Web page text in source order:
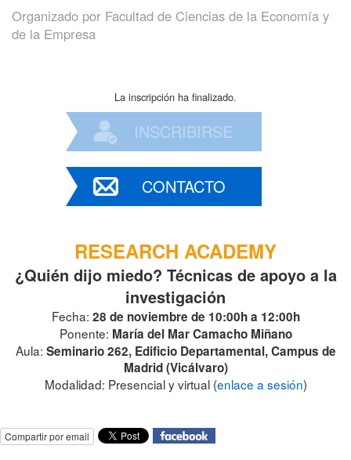
Organizado por Facultad de Ciencias de la Economía y
de la Empresa
La inscripción ha finalizado.
INSCRIBIRSE
CONTACTO
RESEARCH ACADEMY
¿Quién dijo miedo? Técnicas de apoyo a la
investigación
Fecha: 28 de noviembre de 10:00h a 12:00h
Ponente: María del Mar Camacho Miñano
Aula: Seminario 262, Edificio Departamental, Campus de
Madrid (Vicálvaro)
Modalidad: Presencial y virtual (enlace a sesión)
Compartir por email